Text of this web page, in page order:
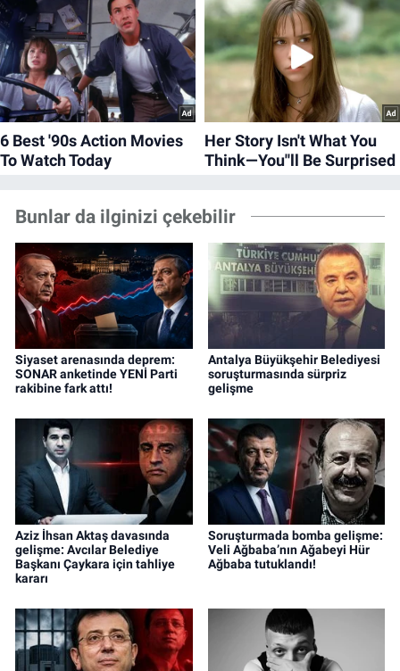
Bunlar da ilginizi çekebilir
Siyaset arenasında deprem:
SONAR anketinde YENİ Parti
rakibine fark attı!
Antalya Büyükşehir Belediyesi
soruşturmasında sürpriz
gelişme
Aziz İhsan Aktaş davasında
gelişme: Avcılar Belediye
Başkanı Çaykara için tahliye
kararı
Soruşturmada bomba gelişme:
Veli Ağbaba’nın Ağabeyi Hür
Ağbaba tutuklandı!